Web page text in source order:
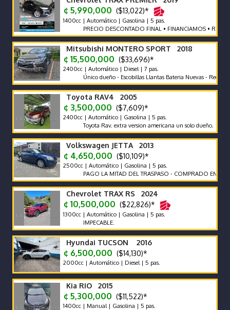
¢ 5,990,000 ($13,022)*
1400cc | Automático | Gasolina | 5 pas.
PRECIO DESCONTADO FINAL • FINANCIAMOS •
Mitsubishi MONTERO SPORT 2018
¢ 15,500,000 ($33,696)*
2400cc | Automático | Diesel | 7 pas.
Único dueño - Escobillas Llantas Bateria Nuevas - Recor de
Toyota RAV4 2005
¢ 3,500,000 ($7,609)*
2400cc | Automático | Gasolina | 5 pas.
Toyota Rav. extra version americana un solo dueño.
Volkswagen JETTA 2013
¢ 4,650,000 ($10,109)*
2500cc | Automático | Gasolina | 5 pas.
PAGO LA MITAD DEL TRASPASO - COMPRADO EN CR
Chevrolet TRAX RS 2024
¢ 10,500,000 ($22,826)*
1300cc | Automático | Gasolina | 5 pas.
IMPECABLE.
Hyundai TUCSON 2016
¢ 6,500,000 ($14,130)*
2000cc | Automático | Diesel | 5 pas.
Kia RIO 2015
¢ 5,300,000 ($11,522)*
1400cc | Manual | Gasolina | 5 pas.